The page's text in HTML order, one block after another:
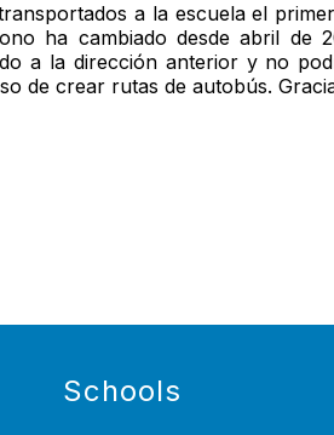
a la escuela el
ha cambiado desde abril
a la dirección anterior y no
de crear rutas de autobús.
Schools